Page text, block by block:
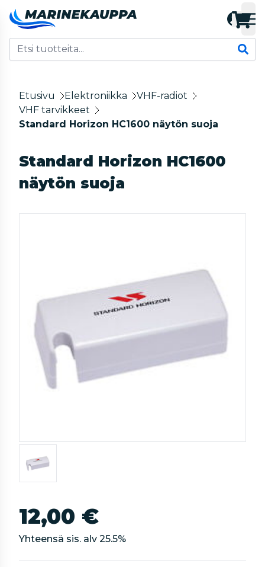
Etusivu Elektroniikka
VHF-radiot
VHF tarvikkeet
Standard Horizon HC1600 näytön suoja
Standard Horizon HC1600
näytön suoja
12,00 €
Yhteensä sis. alv 25.5%